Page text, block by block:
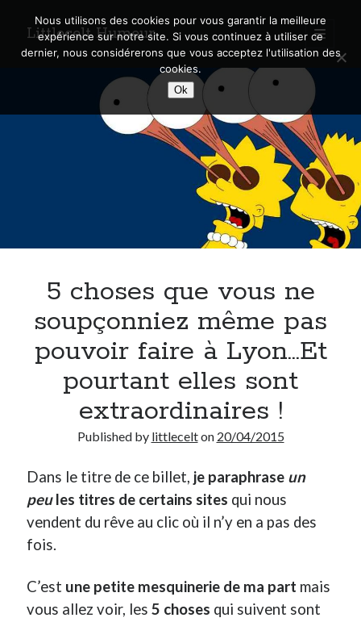
Littlecelt Humeur
open
primary
menu
Sidebar
Recherche sur le blog
Municipales 2026 : Lyon, Métropole et Caluire, mon choix pour l’avenir
Quel Lyonnais es-tu, Renaud Ducher ?
A quand une véritable place pour le vélo à Caluire dans la Métropole de
Lyon ?
Comment je vis ma vie sur un vélo
Derniers Commentaires
Entretien ménager dans T’as vu quoi ? #52
littlecelt
dans Comment j’ai opéré ma vélorution toute personnelle
Renaud Ducherdans Comment j’ai opéré ma vélorution toute
personnelle
Commentaires récents
Entretien ménagerdansT’as vu quoi ? #52
5 choses que vous ne
soupçonniez même pas
pouvoir faire à Lyon…Et
pourtant elles sont
extraordinaires !
Published by littlecelton 20/04/2015
Dans le titre de ce billet, je paraphrase un
peules titres de certains sites qui nous
vendent du rêve au clic où il n’y en a pas des
fois.
C’est une petite mesquinerie de ma part mais
vous allez voir, les5 choses qui suivent sont
Nous utilisons des cookies pour vous garantir la meilleure
expérience sur notre site. Si vous continuez à utiliser ce
dernier, nous considérerons que vous acceptez l'utilisation des
cookies.
Ok